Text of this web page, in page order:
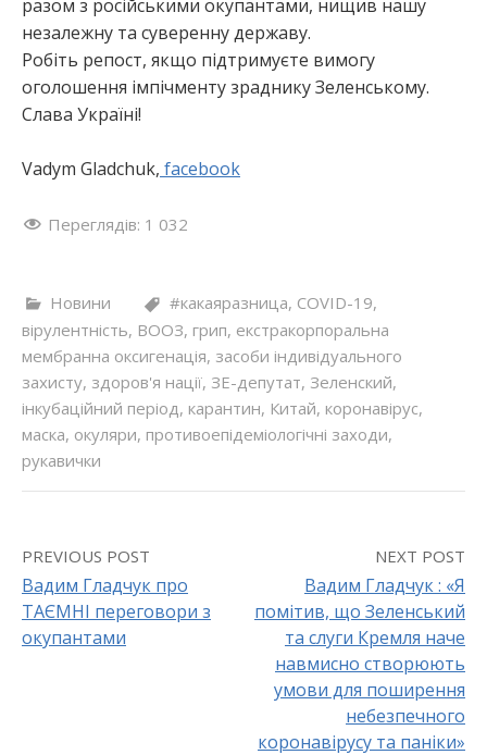
разом з російськими окупантами, нищив нашу
незалежну та суверенну державу.
Робіть репост, якщо підтримуєте вимогу
оголошення імпічменту зраднику Зеленському.
Слава Україні!
Vadym Gladchuk, facebook
Переглядів: 1 032
Новини #какаяразница, COVID-19,
вірулентність, ВООЗ, грип, екстракорпоральна
мембранна оксигенація, засоби індивідуального
захисту, здоров'я нації, ЗЕ-депутат, Зеленский,
інкубаційний період, карантин, Китай, коронавірус,
маска, окуляри, противоепідеміологічні заходи,
рукавички
P
PREVIOUS POST
Вадим Гладчук про
ТАЄМНІ переговори з
окупантами
NEXT POST
Вадим Гладчук : «Я
помітив, що Зеленський
та слуги Кремля наче
навмисно створюють
умови для поширення
небезпечного
коронавірусу та паніки»